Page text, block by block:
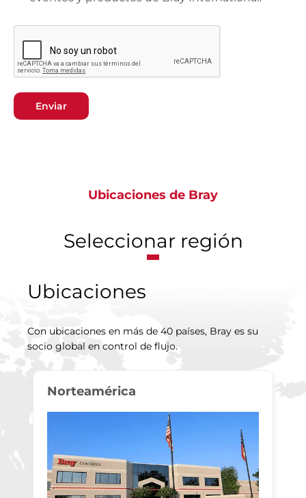
Enviar
Ubicaciones de Bray
Seleccionar región
Ubicaciones
Con ubicaciones en más de 40 países, Bray es su
socio global en control de flujo.
Norteamérica